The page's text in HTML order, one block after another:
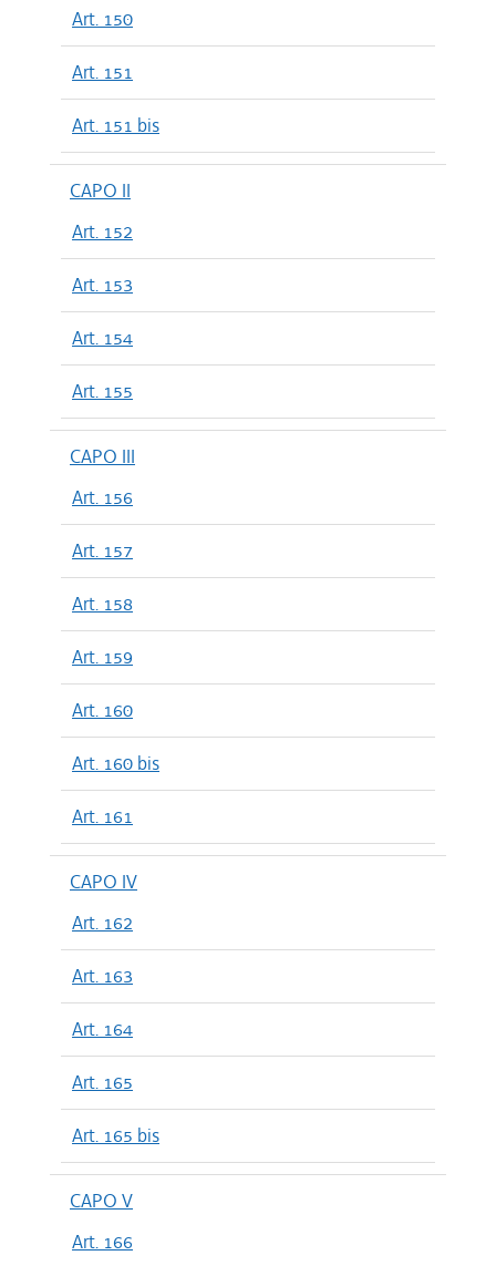
Art. 150
Art. 151
Art. 151 bis
CAPO II
Art. 152
Art. 153
Art. 154
Art. 155
CAPO III
Art. 156
Art. 157
Art. 158
Art. 159
Art. 160
Art. 160 bis
Art. 161
CAPO IV
Art. 162
Art. 163
Art. 164
Art. 165
Art. 165 bis
CAPO V
Art. 166